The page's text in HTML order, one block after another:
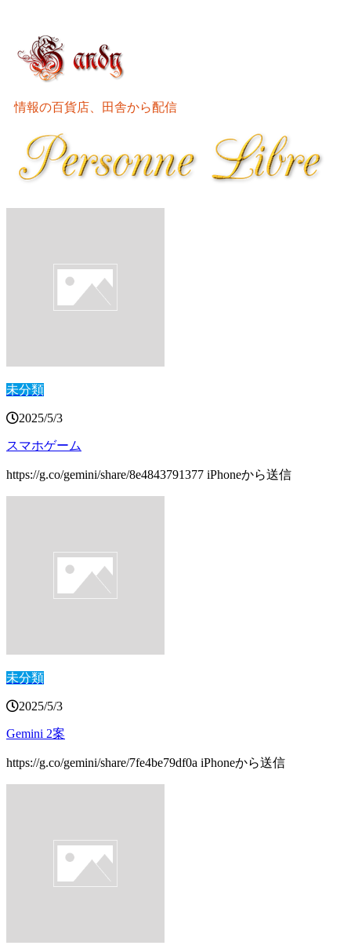
情報の百貨店、田舎から配信
未分類
2025/5/3
スマホゲーム
https://g.co/gemini/share/8e4843791377 iPhoneから送信
未分類
2025/5/3
Gemini 2案
https://g.co/gemini/share/7fe4be79df0a iPhoneから送信